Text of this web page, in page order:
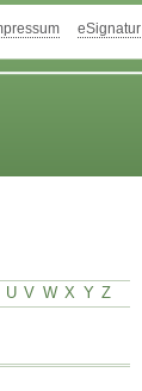
eSignatur
U V W X Y Z